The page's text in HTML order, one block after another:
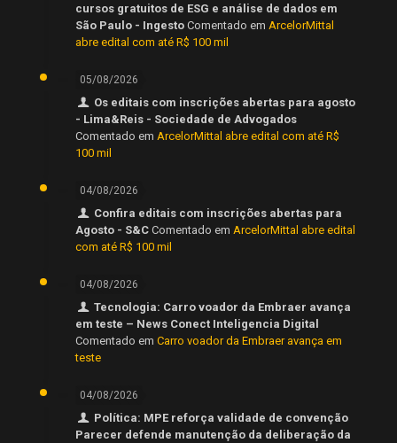
cursos gratuitos de ESG e análise de dados em
São Paulo - Ingesto Comentado em ArcelorMittal
abre edital com até R$ 100 mil
05/08/2026
Os editais com inscrições abertas para agosto
- Lima&Reis - Sociedade de Advogados
Comentado em ArcelorMittal abre edital com até R$
100 mil
04/08/2026
Confira editais com inscrições abertas para
Agosto - S&C Comentado em ArcelorMittal abre edital
com até R$ 100 mil
04/08/2026
Tecnologia: Carro voador da Embraer avança
em teste – News Conect Inteligencia Digital
Comentado em Carro voador da Embraer avança em
teste
04/08/2026
Política: MPE reforça validade de convenção
Parecer defende manutenção da deliberação da